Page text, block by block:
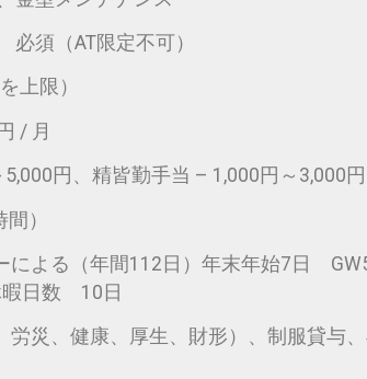
須（AT限定不可）
上限）
/ 月
円、精皆勤手当 – 1,000円～3,000円
）
る（年間112日）年末年始7日
数 10日
災、健康、厚生、財形）、制服貸与